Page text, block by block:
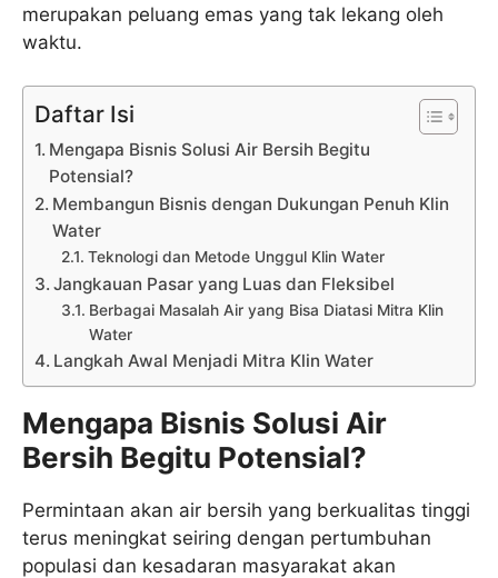
merupakan peluang emas yang tak lekang oleh
waktu.
Daftar Isi
Mengapa Bisnis Solusi Air Bersih Begitu
Potensial?
Membangun Bisnis dengan Dukungan Penuh Klin
Water
Teknologi dan Metode Unggul Klin Water
Jangkauan Pasar yang Luas dan Fleksibel
Berbagai Masalah Air yang Bisa Diatasi Mitra Klin
Water
Langkah Awal Menjadi Mitra Klin Water
Mengapa Bisnis Solusi Air
Bersih Begitu Potensial?
Permintaan akan air bersih yang berkualitas tinggi
terus meningkat seiring dengan pertumbuhan
populasi dan kesadaran masyarakat akan